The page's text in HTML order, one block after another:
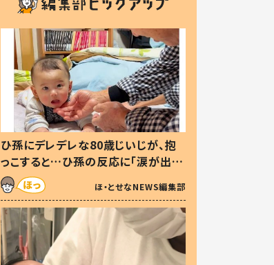
ひ孫にデレデレな80歳じいじが、抱
っこすると…ひ孫の反応に「涙が出ま
した」「可愛くて仕方ない」
ほ・とせなNEWS編集部